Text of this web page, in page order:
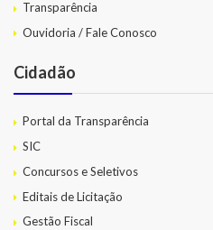
Transparência
Ouvidoria / Fale Conosco
Cidadão
Portal da Transparência
SIC
Concursos e Seletivos
Editais de Licitação
Gestão Fiscal